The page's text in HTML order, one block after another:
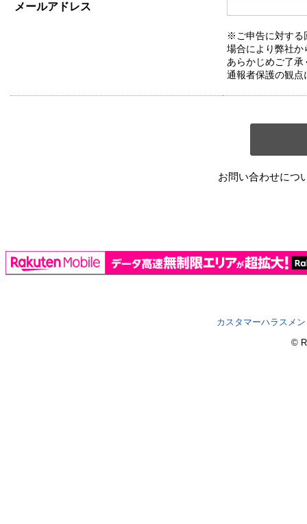
メールアドレス
※ご申告に対する
場合により弊社か
あらかじめご了承
通報者保護の観点
お問い合わせにつ
カスタマーハラスメ
©